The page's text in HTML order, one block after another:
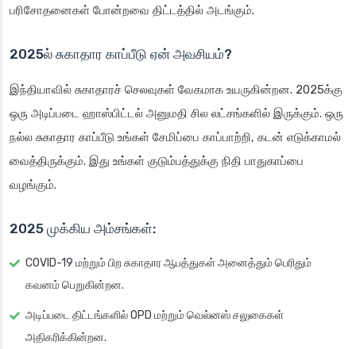
பரிசோதனைகள் போன்றவை திட்டத்தில் அடங்கும்.
2025ல் சுகாதார காப்பீடு ஏன் அவசியம்?
இந்தியாவில் சுகாதாரச் செலவுகள் வேகமாக உயருகின்றன. 2025க்கு
ஒரு அடிப்படை ஹாஸ்பிட்டல் அனுமதி சில லட்சங்களில் இருக்கும். ஒரு
நல்ல சுகாதார காப்பீடு உங்கள் சேமிப்பை காப்பாற்றி, கடன் எடுக்காமல்
வைத்திருக்கும். இது உங்கள் குடும்பத்துக்கு நிதி பாதுகாப்பை
வழங்கும்.
2025 முக்கிய அம்சங்கள்:
COVID-19 மற்றும் பிற சுகாதார ஆபத்துகள் அனைத்தும் பெரிதும்
கவனம் பெறுகின்றன.
அடிப்படை திட்டங்களில் OPD மற்றும் வெல்னஸ் சலுகைகள்
அதிகரிக்கின்றன.